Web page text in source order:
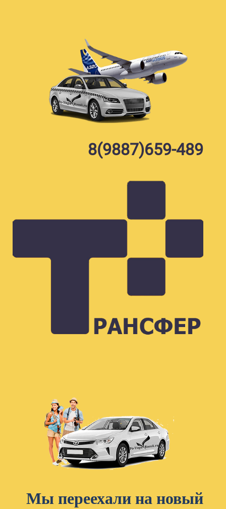
8(9887)659-489
Мы переехали на новый